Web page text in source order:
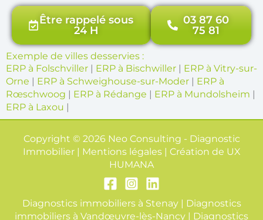
Être rappelé sous
24 H
03 87 60
75 81
Exemple de villes desservies :
ERP à Folschviller | ERP à Bischwiller | ERP à Vitry-sur-
Orne | ERP à Schweighouse-sur-Moder | ERP à
Rœschwoog | ERP à Rédange | ERP à Mundolsheim |
ERP à Laxou |
Copyright © 2026 Neo Consulting - Diagnostic
Immobilier | Mentions légales | Création de UX
HUMANA
Diagnostics immobiliers à Stenay| Diagnostics
immobiliers à Vandœuvre-lès-Nancy | Diagnostics